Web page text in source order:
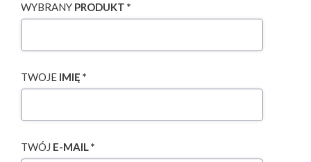
WYBRANY PRODUKT *
TWOJE IMIĘ *
TWÓJ E-MAIL *